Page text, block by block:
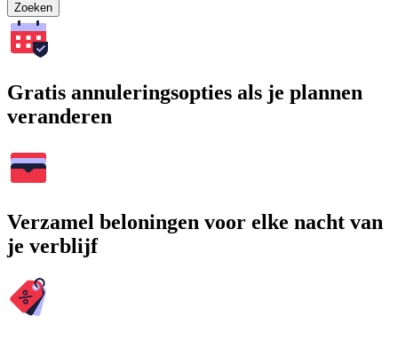
Zoeken
Gratis annuleringsopties als je plannen
veranderen
Verzamel beloningen voor elke nacht van
je verblijf